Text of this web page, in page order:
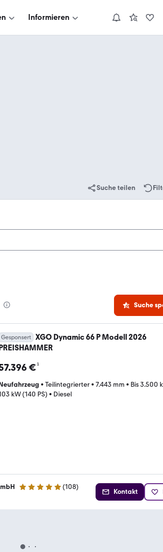
Informieren
Suche teilen
Suche
Gesponsert
XGO Dynamic 66 P Modell 2026
€¹
• Teilintegrierter• 7.443 mm • Bis 3.500
kW (140 PS) • Diesel
4.8 Sterne (108)
Kontakt